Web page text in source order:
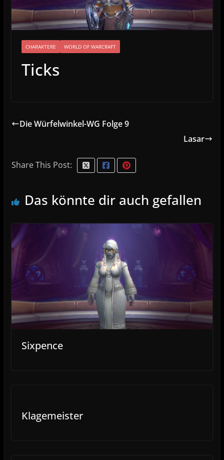
CHARAKTERE WORLD OF WARCRAFT
Ticks
Die Würfelwinkel-WG Folge 9
Lasar
Share This Post:
Das könnte dir auch gefallen
Sixpence
Klagemeister